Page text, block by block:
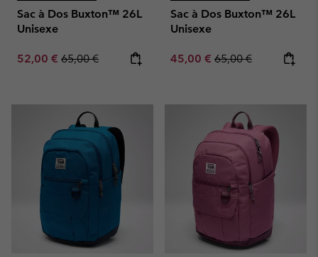
Sac à Dos Buxton™ 26L
Unisexe
Sale price:
52,00 € Regular price:
65,00 €
Sac à Dos Buxton™ 26L
Unisexe
Sale price:
45,00 € Regular price:
65,00 €